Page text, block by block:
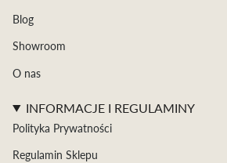
Blog
Showroom
O nas
INFORMACJE I REGULAMINY
Polityka Prywatności
Regulamin Sklepu